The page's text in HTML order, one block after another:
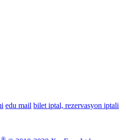
edu mail bilet iptal, rezervasyon iptali